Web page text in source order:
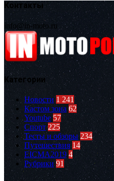
Контакты
info@in-moto.ru
Категории
Новости 1 241
Кастом зона 62
Youtube 57
Спорт 225
Тесты и обзоры 234
Путешествия 14
EICMA2019 4
Рубрики 91